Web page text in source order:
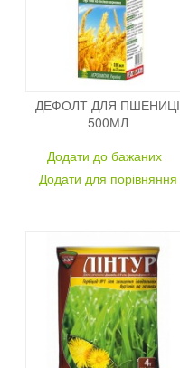
ДЕФОЛТ ДЛЯ ПШЕНИЦІ
500МЛ
Додати до бажаних
Додати для порівняння